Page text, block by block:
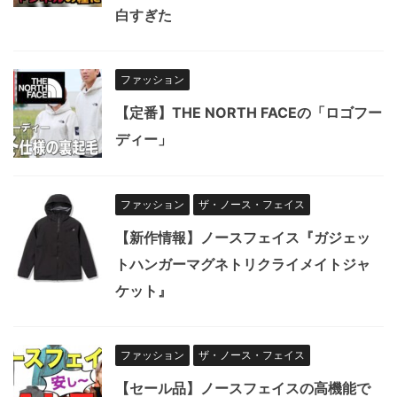
白すぎた
ファッション
【定番】THE NORTH FACEの「ロゴフー
ディー」
ファッション ザ・ノース・フェイス
【新作情報】ノースフェイス『ガジェッ
トハンガーマグネトリクライメイトジャ
ケット』
ファッション ザ・ノース・フェイス
【セール品】ノースフェイスの高機能で